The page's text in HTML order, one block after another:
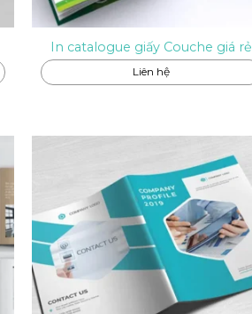
In catalogue giấy Couche giá rẻ
Liên hệ